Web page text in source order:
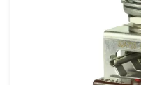
industriels, l'aviation
commerciale,
processus et le